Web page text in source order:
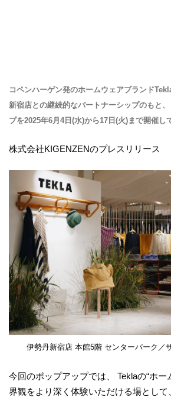
コペンハーゲン発のホームウェアブランド
新宿店との継続的なパートナーシップのもと
プを2025年6月4日(水)から17日(火)まで開催し
株式会社KIGENZENのプレスリリース
伊勢丹新宿店 本館5階 センターパーク／
今回のポップアップでは、 Teklaの“ホー
界観をより深く体験いただける場とし